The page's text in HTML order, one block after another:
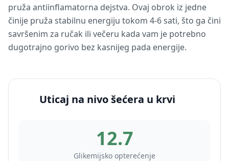
pruža antiinflamatorna dejstva. Ovaj obrok iz jedne
činije pruža stabilnu energiju tokom 4-6 sati, što ga čini
savršenim za ručak ili večeru kada vam je potrebno
dugotrajno gorivo bez kasnijeg pada energije.
Uticaj na nivo šećera u krvi
12.7
Glikemijsko opterećenje